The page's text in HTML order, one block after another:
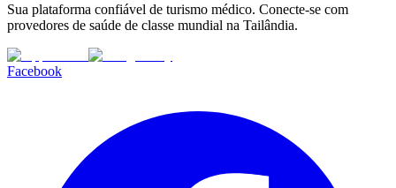
Sua plataforma confiável de turismo médico. Conecte-se com
provedores de saúde de classe mundial na Tailândia.
Facebook